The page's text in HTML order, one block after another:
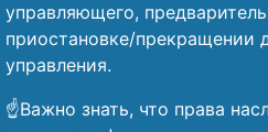
управляющего,
приостановке/прекращении
управления.
☝️Важно знать, что права